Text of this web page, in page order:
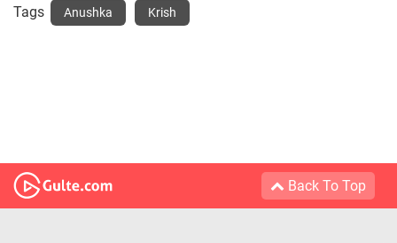
Tags Anushka Krish
Back To Top